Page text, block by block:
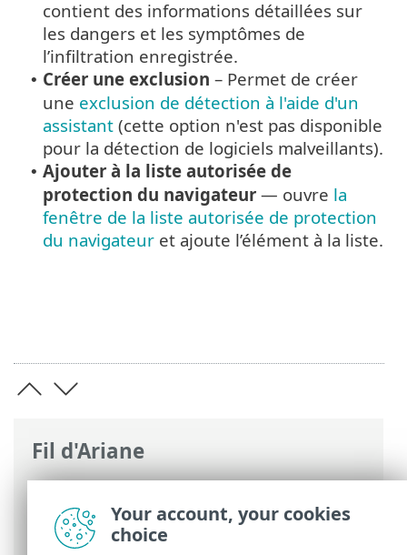
Fil d'Ariane
Aide en ligne d'ESET>ESET Internet
Security >Utilisation de ESET Internet
Security >Outils> Fichiers journaux
contient des informations détaillées sur
les dangers et les symptômes de
l’infiltration enregistrée.
• Créer une exclusion – Permet de créer
une exclusion de détection à l'aide d'un
assistant (cette option n'est pas disponible
pour la détection de logiciels malveillants).
• Ajouter à la liste autorisée de
protection du navigateur — ouvre la
fenêtre de la liste autorisée de protection
du navigateur et ajoute l’élément à la liste.
Your account, your cookies
choice